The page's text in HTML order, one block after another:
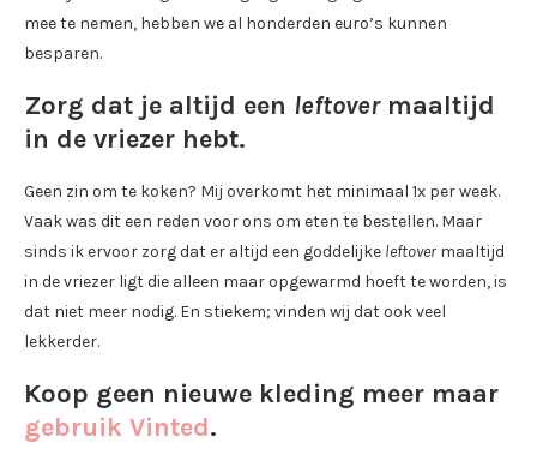
mee te nemen, hebben we al honderden euro’s kunnen
besparen.
Zorg dat je altijd een leftovermaaltijd
in de vriezer hebt.
Geen zin om te koken? Mij overkomt het minimaal 1x per week.
Vaak was dit een reden voor ons om eten te bestellen. Maar
sinds ik ervoor zorg dat er altijd een goddelijke leftovermaaltijd
in de vriezer ligt die alleen maar opgewarmd hoeft te worden, is
dat niet meer nodig. En stiekem; vinden wij dat ook veel
lekkerder.
Koop geen nieuwe kleding meer maar
gebruik Vinted.